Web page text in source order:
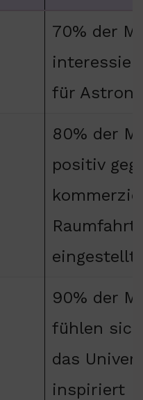
70% der
für
80% der
positiv
eingestellt
90% der
fühlen
das
inspiriert